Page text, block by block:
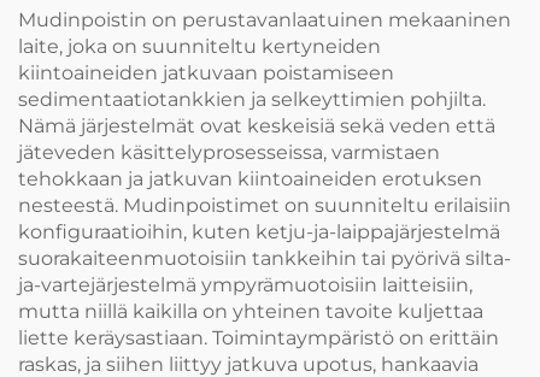
Mudinpoistin on perustavanlaatuinen mekaaninen
laite, joka on suunniteltu kertyneiden
kiintoaineiden jatkuvaan poistamiseen
sedimentaatiotankkien ja selkeyttimien pohjilta.
Nämä järjestelmät ovat keskeisiä sekä veden että
jäteveden käsittelyprosesseissa, varmistaen
tehokkaan ja jatkuvan kiintoaineiden erotuksen
nesteestä. Mudinpoistimet on suunniteltu erilaisiin
konfiguraatioihin, kuten ketju-ja-laippajärjestelmä
suorakaiteenmuotoisiin tankkeihin tai pyörivä silta-
ja-vartejärjestelmä ympyrämuotoisiin laitteisiin,
mutta niillä kaikilla on yhteinen tavoite kuljettaa
liette keräysastiaan. Toimintaympäristö on erittäin
raskas, ja siihen liittyy jatkuva upotus, hankaavia